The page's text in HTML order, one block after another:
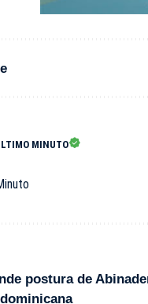
MINUTO
postura de